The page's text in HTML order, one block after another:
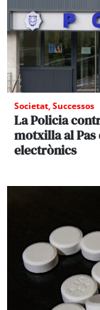
Societat,Successos
La Policia
motxilla al Pas
electrònics